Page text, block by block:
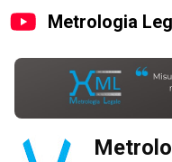
Metrologia